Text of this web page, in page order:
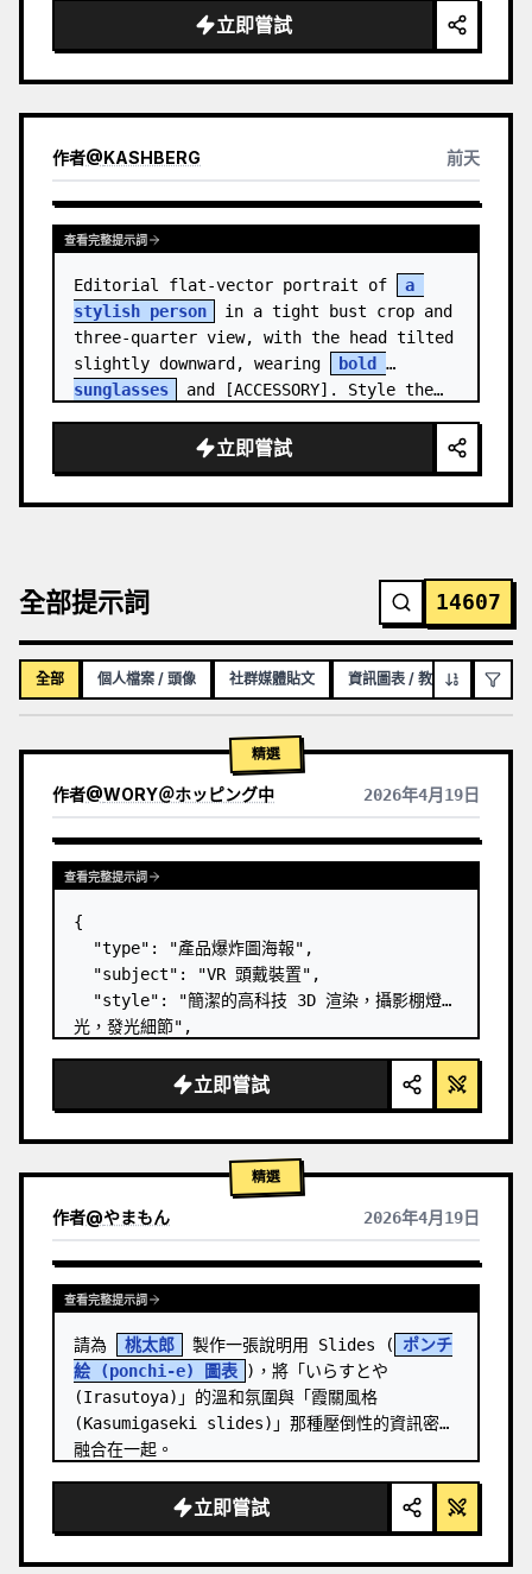
Canvas: Wide 16:9 white stu…
立即嘗試
作者@KASHBERG 前天
查看完整提示詞
Editorial flat-vector portrait of
a
stylish person
in a tight bust crop and
three-quarter view, with the head tilted
slightly downward, wearing
bold
sunglasses
and [ACCESSORY]. Style the…
立即嘗試
全部提示詞 14607
全部 個人檔案 / 頭像 社群媒體貼文 資訊圖表 / 教育視覺化內容
精選
作者@WORY＠ホッピング中 2026年4月19日
查看完整提示詞
{
  "type": "產品爆炸圖海報",
  "subject": "VR 頭戴裝置",
  "style": "簡潔的高科技 3D 渲染，攝影棚燈
光，發光細節",
  "header": {
    "logo": "∞
Meta Quest 3 ",
立即嘗試
精選
作者@やまもん 2026年4月19日
查看其他模型的結果
查看完整提示詞
請為 桃太郎 製作一張說明用 Slides (
ポンチ
絵 (ponchi-e) 圖表 )，將「いらすとや
(Irasutoya)」的溫和氛圍與「霞關風格
(Kasumigaseki slides)」那種壓倒性的資訊密度
融合在一起。
立即嘗試